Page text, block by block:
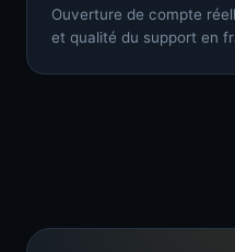
Ouverture de compte
et qualité du support en